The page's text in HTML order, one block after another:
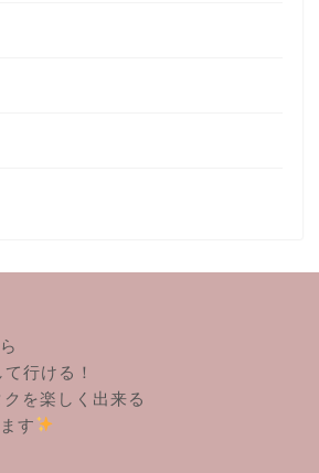
行ける！
を楽しく出来る
す